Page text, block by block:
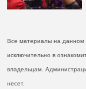
Все материалы на данном
исключительно в
владельцам.
несет.